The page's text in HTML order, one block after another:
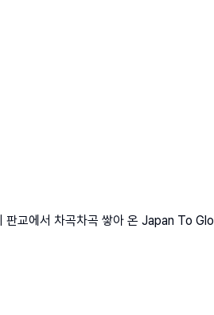
교에서 차곡차곡 쌓아 온 Japan To